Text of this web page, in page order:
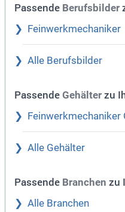
Passende Berufsbilder
Feinwerkmechaniker
Alle Berufsbilder
Passende Gehälter zu
Feinwerkmechaniker
Alle Gehälter
Passende Branchen zu
Alle Branchen